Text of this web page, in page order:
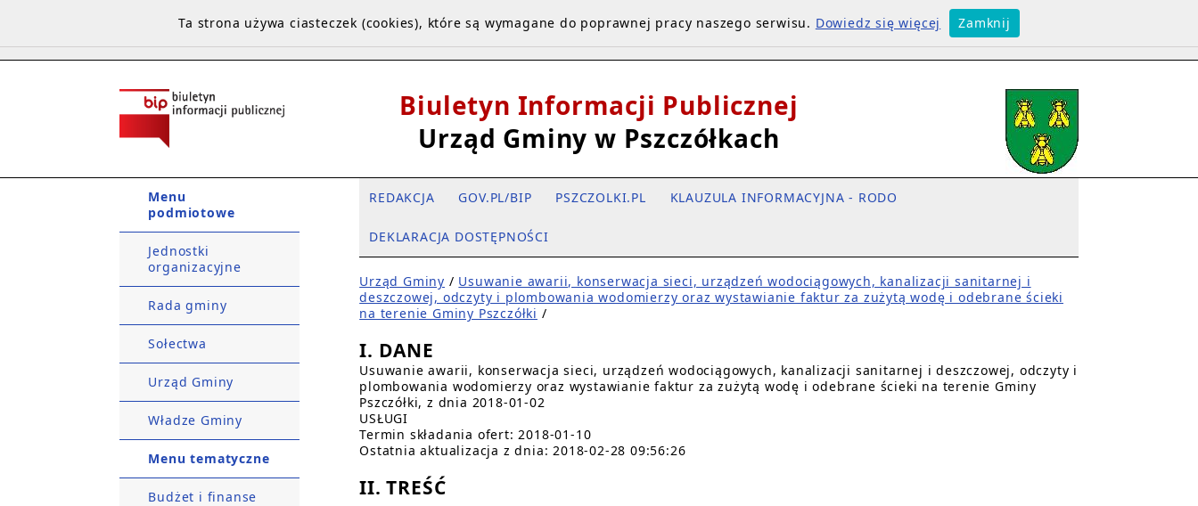
Biuletyn Informacji Publicznej
Urząd Gminy w Pszczółkach
Menu
podmiotowe
Jednostki
organizacyjne
Rada gminy
Sołectwa
Urząd Gminy
Władze Gminy
Menu tematyczne
Budżet i finanse
REDAKCJA GOV.PL/BIP PSZCZOLKI.PL KLAUZULA INFORMACYJNA - RODO
DEKLARACJA DOSTĘPNOŚCI
Urząd Gminy / Usuwanie awarii, konserwacja sieci, urządzeń wodociągowych, kanalizacji sanitarnej i
deszczowej, odczyty i plombowania wodomierzy oraz wystawianie faktur za zużytą wodę i odebrane ścieki
na terenie Gminy Pszczółki /
I. DANE
Usuwanie awarii, konserwacja sieci, urządzeń wodociągowych, kanalizacji sanitarnej i deszczowej, odczyty i
plombowania wodomierzy oraz wystawianie faktur za zużytą wodę i odebrane ścieki na terenie Gminy
Pszczółki, z dnia 2018-01-02
USŁUGI
Termin składania ofert: 2018-01-10
Ostatnia aktualizacja z dnia: 2018-02-28 09:56:26
II. TREŚĆ
Ta strona używa ciasteczek (cookies), które są wymagane do poprawnej pracy naszego serwisu. Dowiedz się więcej Zamknij